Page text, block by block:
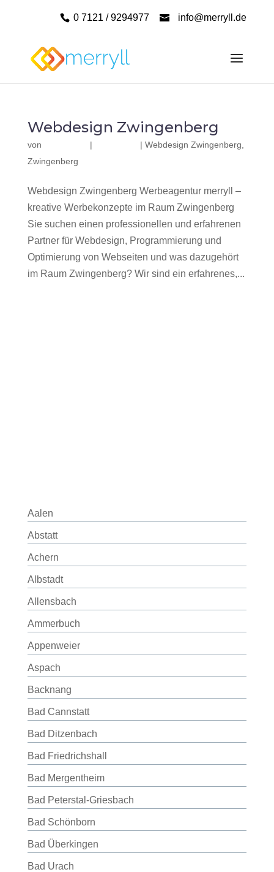
0 7121 / 9294977 info@merryll.de
Webdesign Zwingenberg
von | | Webdesign Zwingenberg
Zwingenberg
Webdesign Zwingenberg Werbeagentur merryll –
kreative Werbekonzepte im Raum Zwingenberg
Sie suchen einen professionellen und erfahrenen
Partner für Webdesign, Programmierung und
Optimierung von Webseiten und was dazugehört
im Raum Zwingenberg? Wir sind ein erfahrenes,...
Aalen
Abstatt
Achern
Albstadt
Allensbach
Ammerbuch
Appenweier
Aspach
Backnang
Bad Cannstatt
Bad Ditzenbach
Bad Friedrichshall
Bad Mergentheim
Bad Peterstal-Griesbach
Bad Schönborn
Bad Überkingen
Bad Urach